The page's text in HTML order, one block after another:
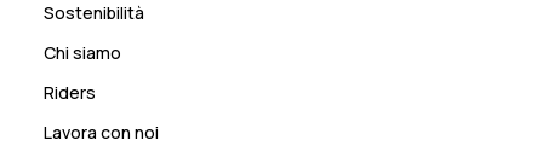
Sostenibilità
Chi siamo
Riders
Lavora con noi